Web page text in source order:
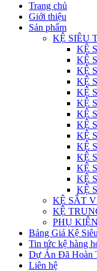
Trang chủ
Giới thiệu
Sản phẩm
KỆ SIÊU
KỆ
KỆ
KỆ
KỆ
KỆ
KỆ
KỆ
KỆ
KỆ
KỆ
KỆ
KỆ
KỆ
KỆ
KỆ SẮT
KỆ
PHỤ
Bảng Giá Kệ
Tin tức kệ hàng
Dự Án Đã Hoàn
Liên hệ